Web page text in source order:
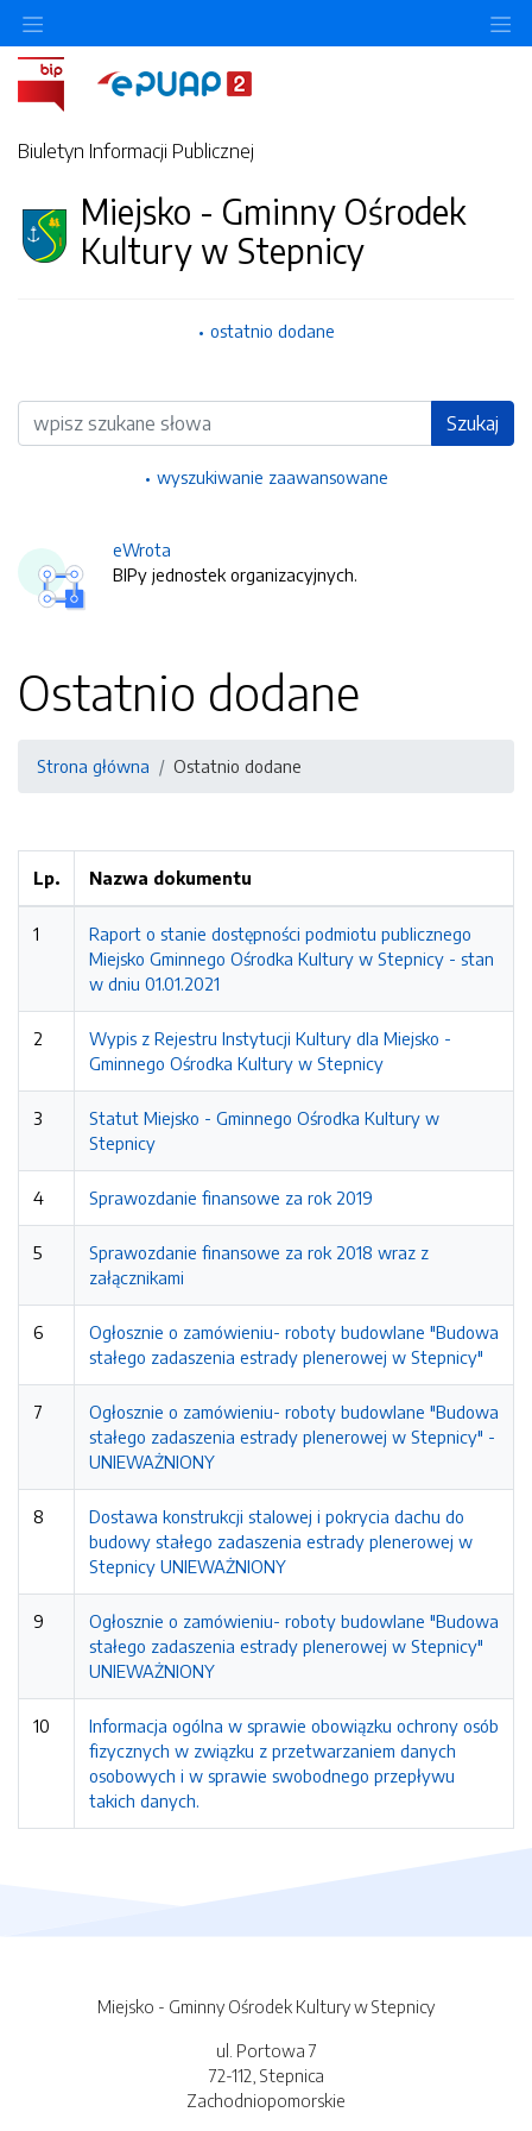
Biuletyn Informacji Publicznej
Miejsko - Gminny Ośrodek
Kultury w Stepnicy
ostatnio dodane
Wyszukiwarka Szukaj
wyszukiwanie zaawansowane
eWrota
BIPy jednostek organizacyjnych.
Ostatnio dodane
Strona główna Ostatnio dodane
Lp. Nazwa dokumentu
1
Raport o stanie dostępności podmiotu publicznego
Miejsko Gminnego Ośrodka Kultury w Stepnicy - stan
w dniu 01.01.2021
2
Wypis z Rejestru Instytucji Kultury dla Miejsko -
Gminnego Ośrodka Kultury w Stepnicy
3
Statut Miejsko - Gminnego Ośrodka Kultury w
Stepnicy
4 Sprawozdanie finansowe za rok 2019
5
Sprawozdanie finansowe za rok 2018 wraz z
załącznikami
6
Ogłosznie o zamówieniu- roboty budowlane "Budowa
stałego zadaszenia estrady plenerowej w Stepnicy"
7
Ogłosznie o zamówieniu- roboty budowlane "Budowa
stałego zadaszenia estrady plenerowej w Stepnicy" -
UNIEWAŻNIONY
8
Dostawa konstrukcji stalowej i pokrycia dachu do
budowy stałego zadaszenia estrady plenerowej w
Stepnicy UNIEWAŻNIONY
9
Ogłosznie o zamówieniu- roboty budowlane "Budowa
stałego zadaszenia estrady plenerowej w Stepnicy"
UNIEWAŻNIONY
10
Informacja ogólna w sprawie obowiązku ochrony osób
fizycznych w związku z przetwarzaniem danych
osobowych i w sprawie swobodnego przepływu
takich danych.
Miejsko - Gminny Ośrodek Kultury w Stepnicy
ul. Portowa 7
72-112, Stepnica
Zachodniopomorskie